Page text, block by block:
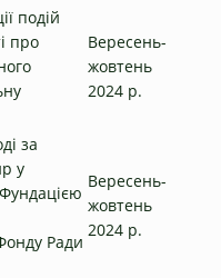
подій
про
Вересень-
жовтень
2024 р.
за
у
Ради
Вересень-
жовтень
2024 р.